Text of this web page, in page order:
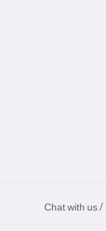
Chat with us /